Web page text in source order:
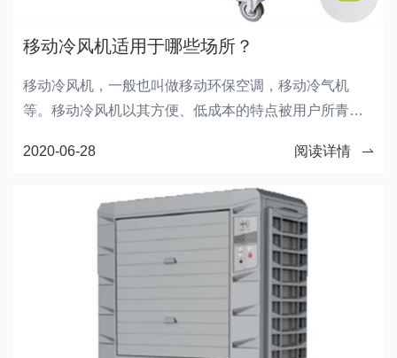
移动冷风机适用于哪些场所？
移动冷风机，一般也叫做移动环保空调，移动冷气机
等。移动冷风机以其方便、低成本的特点被用户所青
2020-06-28
阅读详情